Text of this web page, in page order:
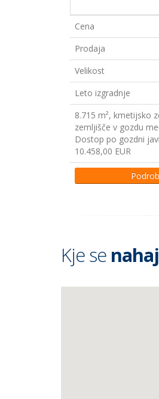
Cena
Prodaja
Velikost
Leto izgradnje
8.715 m², kmetijsko
zemljišče v gozdu
Dostop po gozdni
10.458,00 EUR
Kje se